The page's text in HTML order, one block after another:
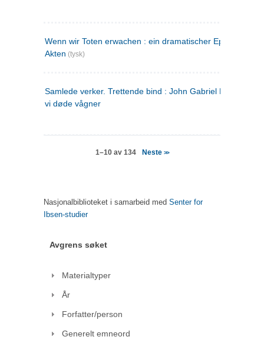
Wenn wir Toten erwachen : ein dramatischer Epilog in drei
Akten (tysk)
Samlede verker. Trettende bind : John Gabriel Borkman ;
vi døde vågner
1–10 av 134 Neste >>
Nasjonalbiblioteket i samarbeid med Senter for
Ibsen-studier
Avgrens søket
Materialtyper
År
Forfatter/person
Generelt emneord